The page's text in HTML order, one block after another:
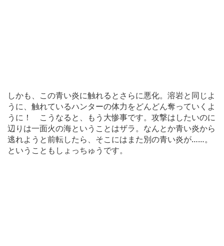
しかも、この青い炎に触れるとさらに悪化。溶岩と同じよ
うに、触れているハンターの体力をどんどん奪っていくよ
うに！ こうなると、もう大惨事です。攻撃はしたいのに
辺りは一面火の海ということはザラ。なんとか青い炎から
逃れようと前転したら、そこにはまた別の青い炎が……。
ということもしょっちゅうです。